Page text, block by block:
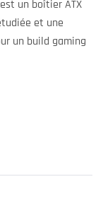
est un boîtier ATX
et une
un build gaming